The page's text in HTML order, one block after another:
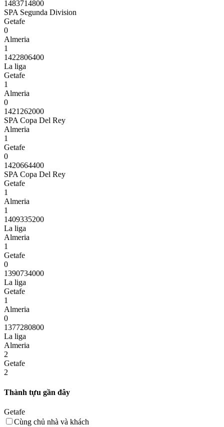
1483714800
SPA Segunda Division
Getafe
0
Almeria
1
1422806400
La liga
Getafe
1
Almeria
0
1421262000
SPA Copa Del Rey
Almeria
1
Getafe
0
1420664400
SPA Copa Del Rey
Getafe
1
Almeria
1
1409335200
La liga
Almeria
1
Getafe
0
1390734000
La liga
Getafe
1
Almeria
0
1377280800
La liga
Almeria
2
Getafe
2
Thành tựu gần đây
Getafe
Cùng chủ nhà và khách